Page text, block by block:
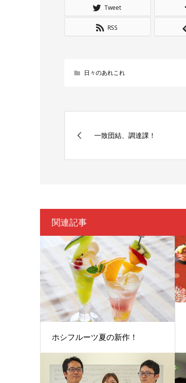
Tweet
RSS
日々のあれこれ
一致団結、調達課！
関連記事
ホシフルーツ夏の新作！